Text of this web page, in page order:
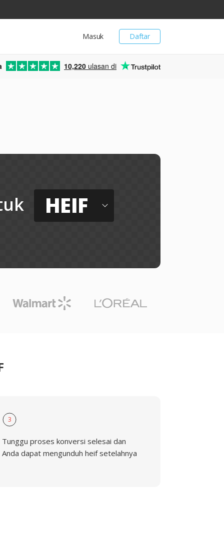
Daftar
Masuk
10,220 ulasan di
HEIF
3
Tunggu proses konversi selesai dan
Anda dapat mengunduh heif setelahnya